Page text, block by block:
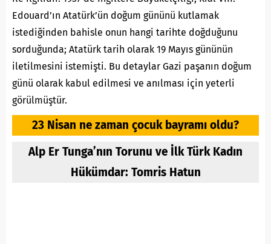
Edouard’ın Atatürk’ün doğum gününü kutlamak
istediğinden bahisle onun hangi tarihte doğduğunu
sorduğunda; Atatürk tarih olarak 19 Mayıs gününün
iletilmesini istemişti. Bu detaylar Gazi paşanın doğum
günü olarak kabul edilmesi ve anılması için yeterli
görülmüştür.
23 Nisan ne zaman çocuk bayramı oldu?
Alp Er Tunga’nın Torunu ve İlk Türk Kadın
Hükümdar: Tomris Hatun